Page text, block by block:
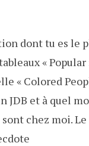
dont tu es le
« Popular
« Colored
JDB et à quel
chez moi.